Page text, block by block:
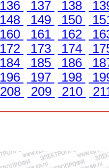
136 137 138
148 149 150
160 161 162
172 173 174
184 185 186
196 197 198
208 209 210